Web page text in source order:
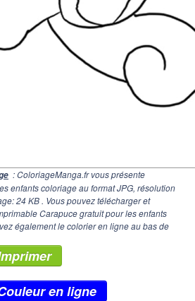
: ColoriageManga.fr vous présente
enfants coloriage au format JPG, résolution
24 KB . Vous pouvez télécharger et
Carapuce gratuit pour les enfants
également le colorier en ligne au bas de
en ligne